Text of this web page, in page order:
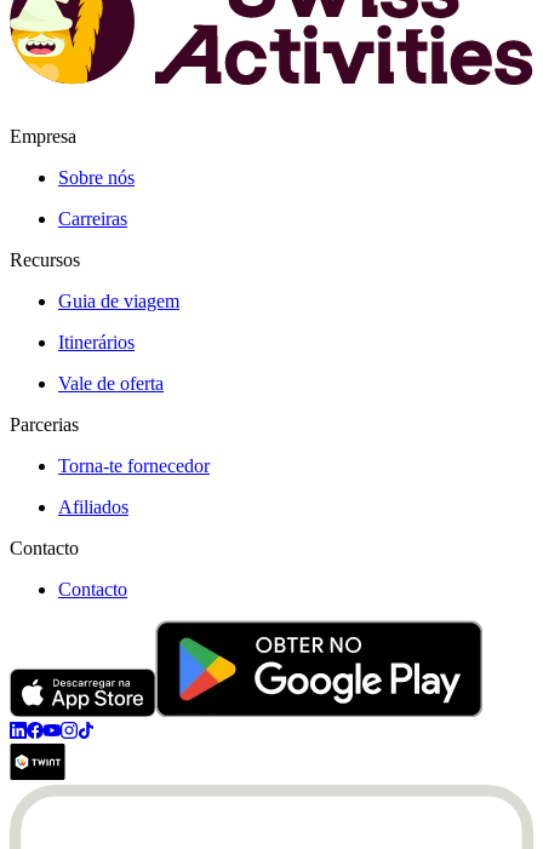
Empresa
Sobre nós
Carreiras
Recursos
Guia de viagem
Itinerários
Vale de oferta
Parcerias
Torna-te fornecedor
Afiliados
Contacto
Contacto